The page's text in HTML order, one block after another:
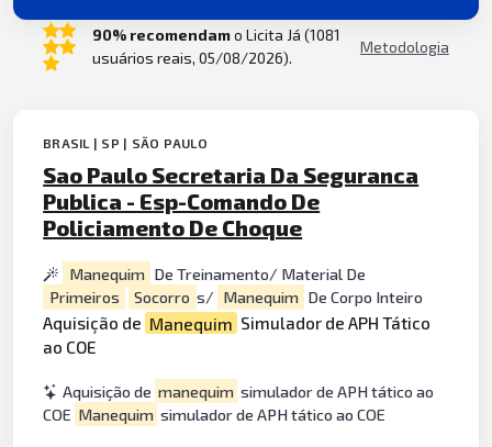
90% recomendamo Licita Já (1081
usuários reais, 05/08/2026).
Metodologia
BRASIL | SP | SÃO PAULO
Sao Paulo Secretaria Da Seguranca
Publica - Esp-Comando De
Policiamento De Choque
Manequim De Treinamento/ Material De
Primeiros
Socorro s/ Manequim De Corpo Inteiro
Aquisição de Manequim Simulador de APH Tático
ao COE
Aquisição de manequim simulador de APH tático ao
COE Manequim simulador de APH tático ao COE